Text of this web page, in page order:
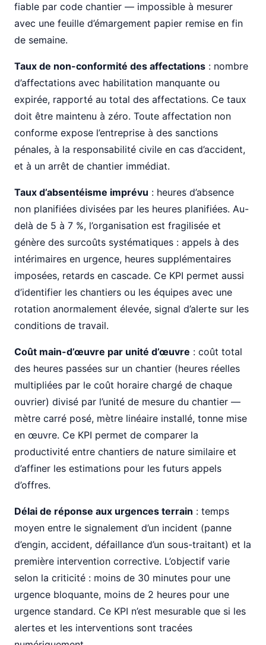
fiable par code chantier — impossible à mesurer
avec une feuille d’émargement papier remise en fin
de semaine.
Taux de non-conformité des affectations : nombre
d’affectations avec habilitation manquante ou
expirée, rapporté au total des affectations. Ce taux
doit être maintenu à zéro. Toute affectation non
conforme expose l’entreprise à des sanctions
pénales, à la responsabilité civile en cas d’accident,
et à un arrêt de chantier immédiat.
Taux d’absentéisme imprévu : heures d’absence
non planifiées divisées par les heures planifiées. Au-
delà de 5 à 7 %, l’organisation est fragilisée et
génère des surcoûts systématiques : appels à des
intérimaires en urgence, heures supplémentaires
imposées, retards en cascade. Ce KPI permet aussi
d’identifier les chantiers ou les équipes avec une
rotation anormalement élevée, signal d’alerte sur les
conditions de travail.
Coût main-d’œuvre par unité d’œuvre : coût total
des heures passées sur un chantier (heures réelles
multipliées par le coût horaire chargé de chaque
ouvrier) divisé par l’unité de mesure du chantier —
mètre carré posé, mètre linéaire installé, tonne mise
en œuvre. Ce KPI permet de comparer la
productivité entre chantiers de nature similaire et
d’affiner les estimations pour les futurs appels
d’offres.
Délai de réponse aux urgences terrain : temps
moyen entre le signalement d’un incident (panne
d’engin, accident, défaillance d’un sous-traitant) et la
première intervention corrective. L’objectif varie
selon la criticité : moins de 30 minutes pour une
urgence bloquante, moins de 2 heures pour une
urgence standard. Ce KPI n’est mesurable que si les
alertes et les interventions sont tracées